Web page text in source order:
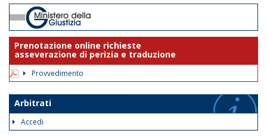
Prenotazione online richieste
asseverazione di perizia e traduzione
Provvedimento
Arbitrati
Accedi